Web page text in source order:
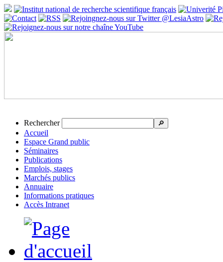
Rechercher 🔎
Accueil
Espace Grand public
Séminaires
Publications
Emplois, stages
Marchés publics
Annuaire
Informations pratiques
Accès Intranet